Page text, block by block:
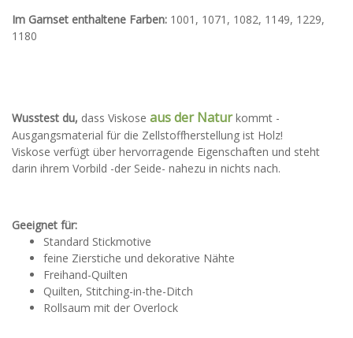
Im Garnset enthaltene Farben: 1001, 1071, 1082, 1149, 1229,
1180
Wusstest du, dass Viskose aus der Naturkommt -
Ausgangsmaterial für die Zellstoffherstellung ist Holz!
Viskose verfügt über hervorragende Eigenschaften und steht
darin ihrem Vorbild -der Seide- nahezu in nichts nach.
Geeignet für:
Standard Stickmotive
feine Zierstiche und dekorative Nähte
Freihand-Quilten
Quilten, Stitching-in-the-Ditch
Rollsaum mit der Overlock